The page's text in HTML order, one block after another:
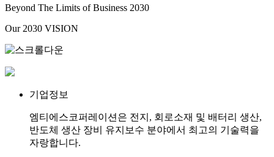
Beyond The Limits of Business 2030
Our 2030 VISION
기업정보
엠티에스코퍼레이션은 전지, 회로소재 및 배터리 생산,
반도체 생산 장비 유지보수 분야에서 최고의 기술력을
자랑합니다.